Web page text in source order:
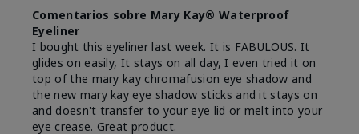
Comentarios sobre Mary Kay® Waterproof
Eyeliner
I bought this eyeliner last week. It is FABULOUS. It
glides on easily, It stays on all day, I even tried it on
top of the mary kay chromafusion eye shadow and
the new mary kay eye shadow sticks and it stays on
and doesn't transfer to your eye lid or melt into your
eye crease. Great product.